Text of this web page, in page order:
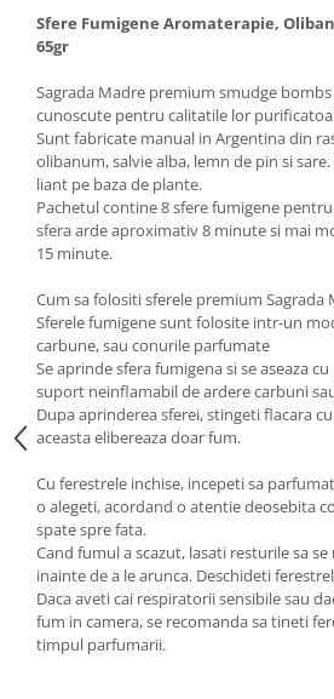
Sfere Fumigene Aromaterapie,
65gr
Sagrada Madre premium smudge
cunoscute pentru calitatile lor
Sunt fabricate manual in Argentina din
olibanum, salvie alba, lemn de pin si
liant pe baza de plante.
Pachetul contine 8 sfere fumigene
sfera arde aproximativ 8 minute si mai
15 minute.
Cum sa folositi sferele premium Sagrada
Sferele fumigene sunt folosite intr-un
carbune, sau conurile parfumate
Se aprinde sfera fumigena si se aseaza
suport neinflamabil de ardere carbuni
Dupa aprinderea sferei, stingeti flacara
aceasta elibereaza doar fum.
Cu ferestrele inchise, incepeti sa
o alegeti, acordand o atentie deosebita
spate spre fata.
Cand fumul a scazut, lasati resturile sa
inainte de a le arunca. Deschideti
Daca aveti cai respiratorii sensibile sau
fum in camera, se recomanda sa tineti
timpul parfumarii.